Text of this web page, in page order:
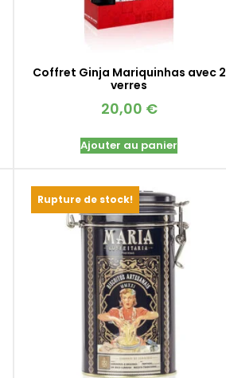
Coffret Ginja Mariquinhas avec 2
verres
20,00 €
Ajouter au panier
Rupture de stock!